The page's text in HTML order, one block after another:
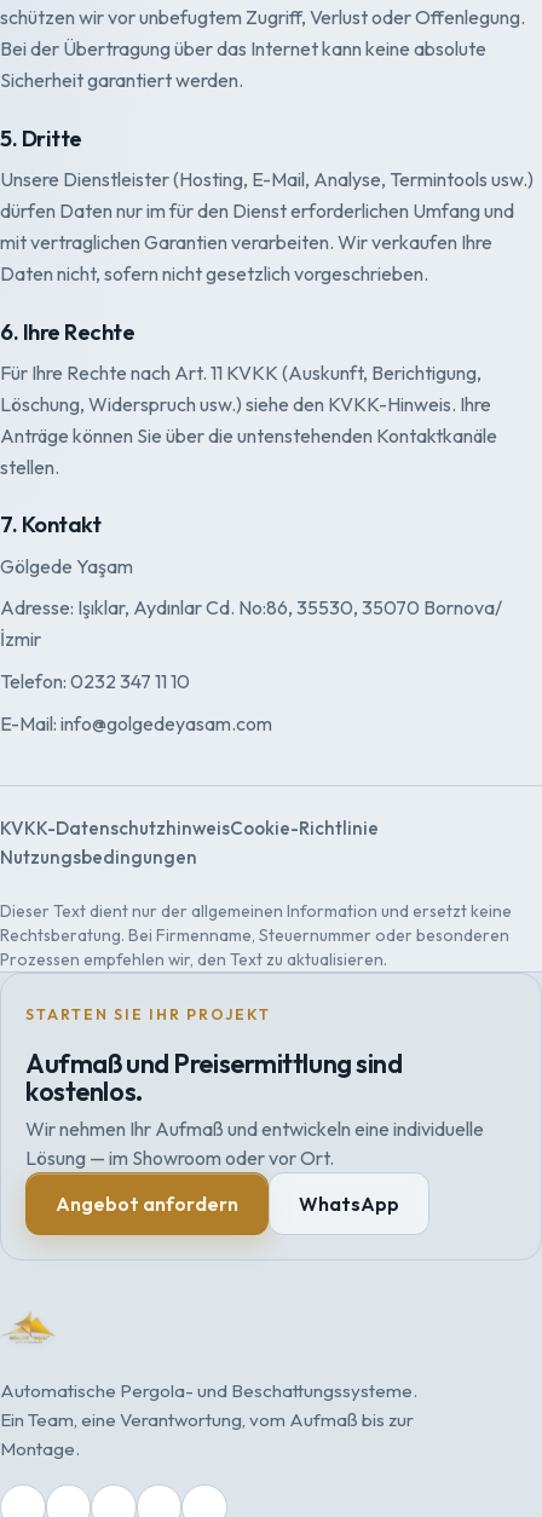
schützen wir vor unbefugtem Zugriff, Verlust oder Offenlegung.
Bei der Übertragung über das Internet kann keine absolute
Sicherheit garantiert werden.
5. Dritte
Unsere Dienstleister (Hosting, E-Mail, Analyse, Termintools usw.)
dürfen Daten nur im für den Dienst erforderlichen Umfang und
mit vertraglichen Garantien verarbeiten. Wir verkaufen Ihre
Daten nicht, sofern nicht gesetzlich vorgeschrieben.
6. Ihre Rechte
Für Ihre Rechte nach Art. 11 KVKK (Auskunft, Berichtigung,
Löschung, Widerspruch usw.) siehe den KVKK-Hinweis. Ihre
Anträge können Sie über die untenstehenden Kontaktkanäle
stellen.
7. Kontakt
Gölgede Yaşam
Adresse: Işıklar, Aydınlar Cd. No:86, 35530, 35070 Bornova/
İzmir
Telefon: 0232 347 11 10
E-Mail: info@golgedeyasam.com
KVKK-DatenschutzhinweisCookie-Richtlinie
Nutzungsbedingungen
Dieser Text dient nur der allgemeinen Information und ersetzt keine
Rechtsberatung. Bei Firmenname, Steuernummer oder besonderen
Prozessen empfehlen wir, den Text zu aktualisieren.
STARTEN SIE IHR PROJEKT
Aufmaß und Preisermittlung sind
kostenlos.
Wir nehmen Ihr Aufmaß und entwickeln eine individuelle
Lösung — im Showroom oder vor Ort.
Angebot anfordern
WhatsApp
Automatische Pergola- und Beschattungssysteme.
Ein Team, eine Verantwortung, vom Aufmaß bis zur
Montage.